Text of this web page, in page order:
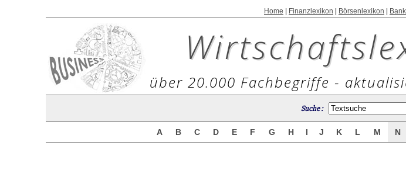
Home Finanzlexikon Börsenlexikon
über 20.000 Fachbegriffe -
Suche :
A B C D E F G H I J K L M N